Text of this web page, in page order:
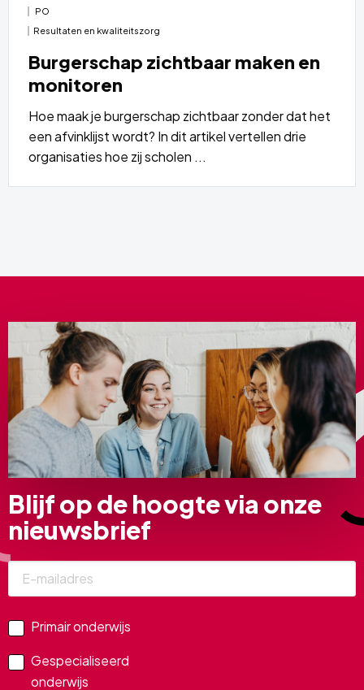
PO
Resultaten en kwaliteitszorg
Burgerschap zichtbaar maken en
monitoren
Hoe maak je burgerschap zichtbaar zonder dat het
een afvinklijst wordt? In dit artikel vertellen drie
organisaties hoe zij scholen ...
Blijf op de hoogte via onze
nieuwsbrief
Primair onderwijs
Gespecialiseerd
onderwijs